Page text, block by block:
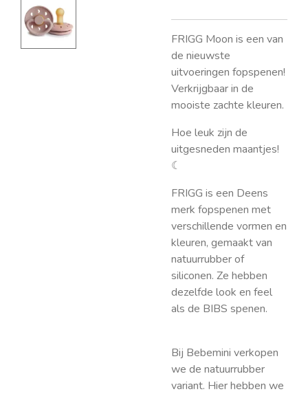
FRIGG Moon is een van
de nieuwste
uitvoeringen fopspenen!
Verkrijgbaar in de
mooiste zachte kleuren.
Hoe leuk zijn de
uitgesneden maantjes!
☾
FRIGG is een Deens
merk fopspenen met
verschillende vormen en
kleuren, gemaakt van
natuurrubber of
siliconen. Ze hebben
dezelfde look en feel
als de BIBS spenen.
Bij Bebemini verkopen
we de natuurrubber
variant. Hier hebben we